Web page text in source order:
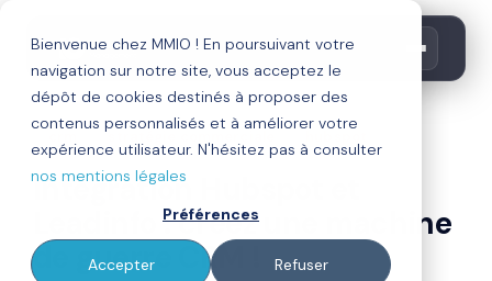
Bienvenue chez MMIO ! En poursuivant votre
navigation sur notre site, vous acceptez le
dépôt de cookies destinés à proposer des
contenus personnalisés et à améliorer votre
expérience utilisateur. N'hésitez pas à consulter
nos mentions légales
Préférences
Accepter Refuser
Intégration Hubspot et
Leadinfo : créez une machine
de guerre CRM !